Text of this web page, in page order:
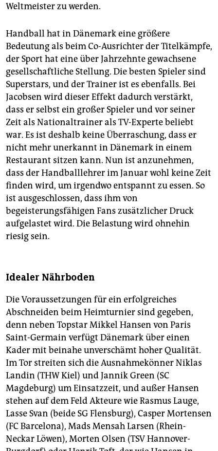
Weltmeister zu werden.
Handball hat in Dänemark eine größere
Bedeutung als beim Co-Ausrichter der Titelkämpfe,
der Sport hat eine über Jahrzehnte gewachsene
gesellschaftliche Stellung. Die besten Spieler sind
Superstars, und der Trainer ist es ebenfalls. Bei
Jacobsen wird dieser Effekt dadurch verstärkt,
dass er selbst ein großer Spieler und vor seiner
Zeit als Nationaltrainer als TV-Experte beliebt
war. Es ist deshalb keine Überraschung, dass er
nicht mehr unerkannt in Dänemark in einem
Restaurant sitzen kann. Nun ist anzunehmen,
dass der Handballlehrer im Januar wohl keine Zeit
finden wird, um irgendwo entspannt zu essen. So
ist ausgeschlossen, dass ihm von
begeisterungsfähigen Fans zusätzlicher Druck
aufgelastet wird. Die Belastung wird ohnehin
riesig sein.
Idealer Nährboden
Die Voraussetzungen für ein erfolgreiches
Abschneiden beim Heimturnier sind gegeben,
denn neben Topstar Mikkel Hansen von Paris
Saint-Germain verfügt Dänemark über einen
Kader mit beinahe unverschämt hoher Qualität.
Im Tor streiten sich die Ausnahmekönner Niklas
Landin (THW Kiel) und Jannik Green (SC
Magdeburg) um Einsatzzeit, und außer Hansen
stehen auf dem Feld Akteure wie Rasmus Lauge,
Lasse Svan (beide SG Flensburg), Casper Mortensen
(FC Barcelona), Mads Mensah Larsen (Rhein-
Neckar Löwen), Morten Olsen (TSV Hannover-